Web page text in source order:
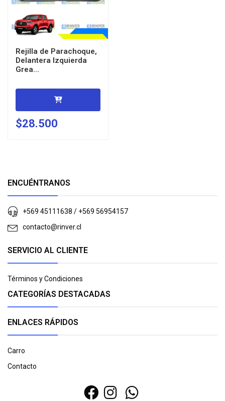
Rejilla de Parachoque,
Delantera Izquierda
Grea...
$28.500
ENCUÉNTRANOS
+569 45111638 / +569 56954157
contacto@rinver.cl
SERVICIO AL CLIENTE
Términos y Condiciones
CATEGORÍAS DESTACADAS
ENLACES RÁPIDOS
Carro
Contacto